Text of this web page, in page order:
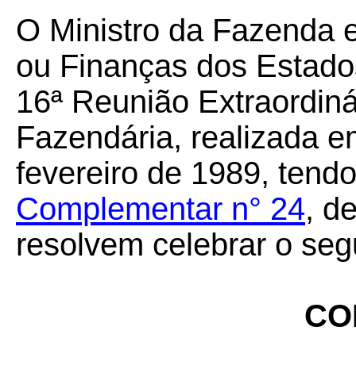
O Ministro da Fazenda
ou Finanças dos
16ª Reunião
Fazendária, realizada
fevereiro de 1989,
Complementar n° 24,
resolvem celebrar o